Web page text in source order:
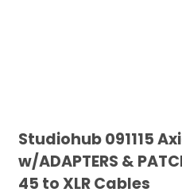
Studiohub 091115
w/ADAPTERS &
45 to XLR Cables